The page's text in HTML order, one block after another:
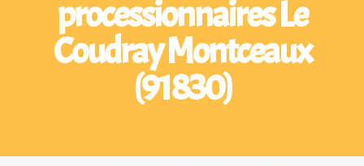
processionnaires Le
Coudray Montceaux
(91830)